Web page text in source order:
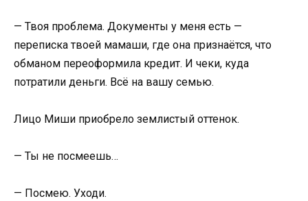
— Твоя проблема. Документы у меня есть —
переписка твоей мамаши, где она признаётся, что
обманом переоформила кредит. И чеки, куда
потратили деньги. Всё на вашу семью.
Лицо Миши приобрело землистый оттенок.
— Ты не посмеешь…
— Посмею. Уходи.